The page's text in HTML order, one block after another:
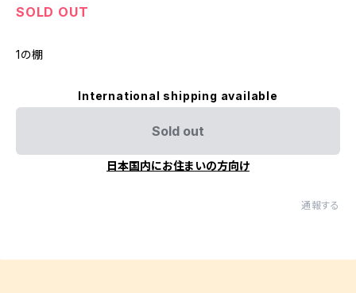
SOLD OUT
1の棚
International shipping available
Sold out
日本国内にお住まいの方向け
通報する